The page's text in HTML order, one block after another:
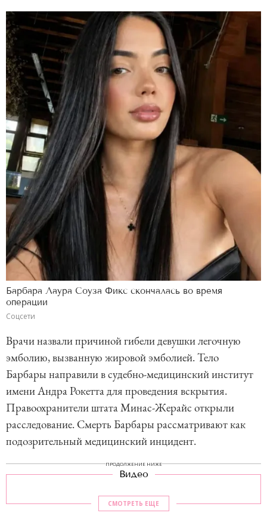
Барбара Лаура Соуза Фикс скончалась во время
операции
Соцсети
Врачи назвали причиной гибели девушки легочную
эмболию, вызванную жировой эмболией. Тело
Барбары направили в судебно-медицинский институт
имени Андра Рокетта для проведения вскрытия.
Правоохранители штата Минас-Жерайс открыли
расследование. Смерть Барбары рассматривают как
подозрительный медицинский инцидент.
ПРОДОЛЖЕНИЕ НИЖЕ
Видео
СМОТРЕТЬ ЕЩЕ